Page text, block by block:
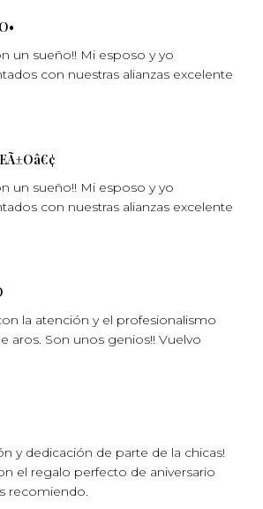
un sueño!! Mi esposo y yo
con nuestras alianzas excelente
un sueño!! Mi esposo y yo
con nuestras alianzas excelente
la atención y el profesionalismo
aros. Son unos genios!! Vuelvo
y dedicación de parte de la chicas!
el regalo perfecto de aniversario
recomiendo.